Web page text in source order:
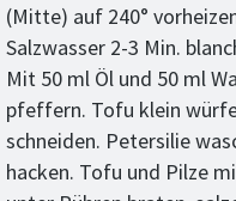
(Mitte) auf 240°
Salzwasser 2-3 Min.
Mit 50 ml Öl und 50 ml
pfeffern. Tofu klein
schneiden. Petersilie
hacken. Tofu und Pilze